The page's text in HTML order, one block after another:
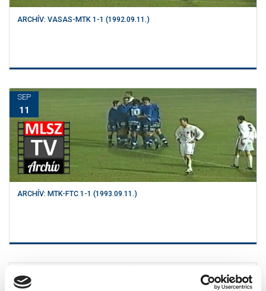
ARCHÍV: VASAS-MTK 1-1 (1992.09.11.)
SEP
11
ARCHÍV: MTK-FTC 1-1 (1993.09.11.)
12